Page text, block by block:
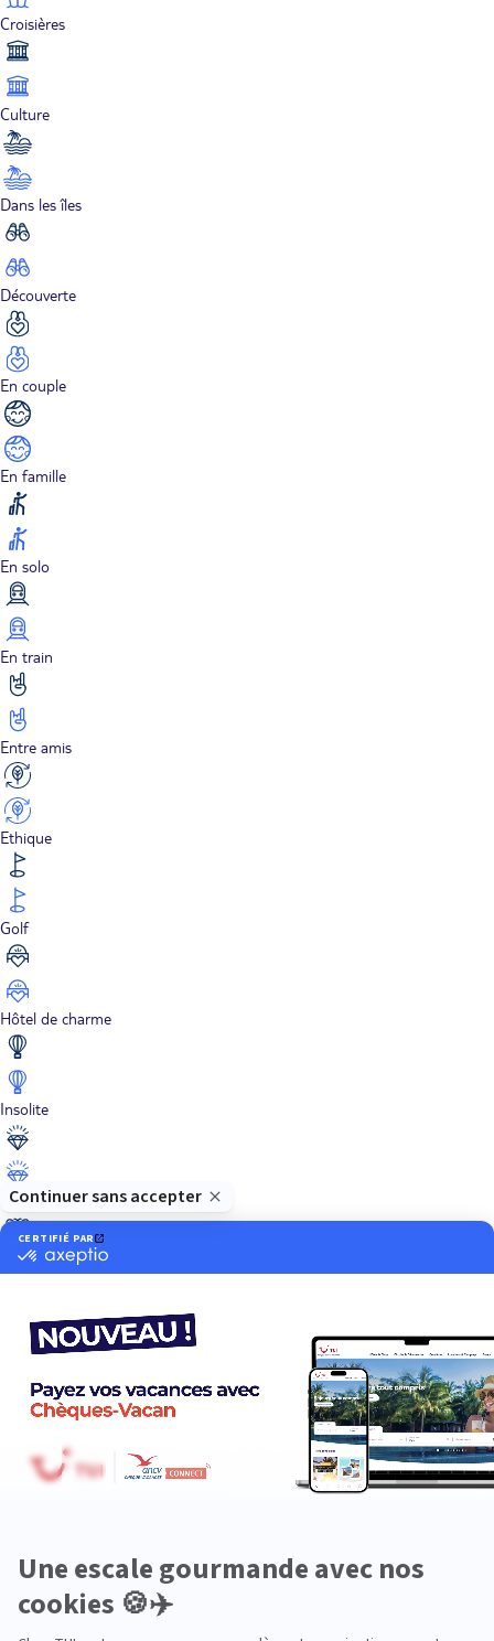
Croisières
Culture
Dans les îles
Découverte
En couple
En famille
En solo
En train
Entre amis
Ethique
Golf
Hôtel de charme
Insolite
Luxe
Neige
Plongée
Premium